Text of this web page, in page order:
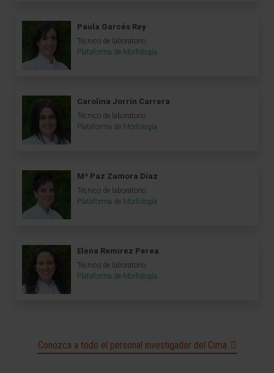
Paula Garcés Rey
Técnico de laboratorio
Plataforma de Morfología
Carolina Jorrín Carrera
Técnico de laboratorio
Plataforma de Morfología
Mª Paz Zamora Díaz
Técnico de laboratorio
Plataforma de Morfología
Elena Remirez Perea
Técnico de laboratorio
Plataforma de Morfología
Conozca a todo el personal investigador del Cima